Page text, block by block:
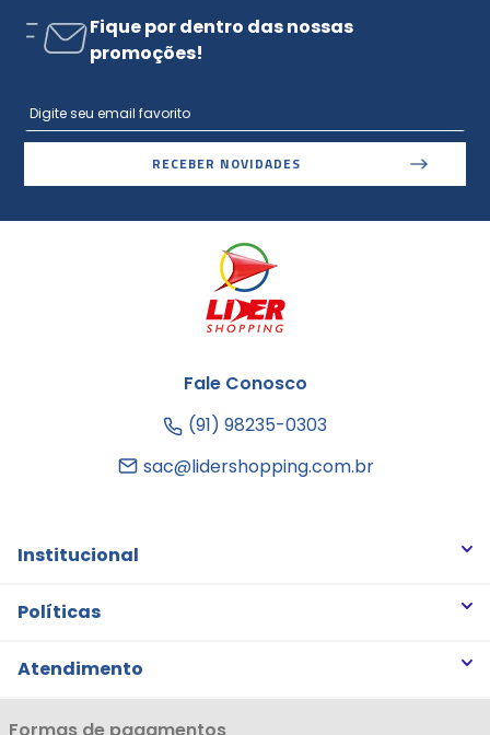
Fique por dentro das nossas
promoções!
RECEBER NOVIDADES
Fale Conosco
(91) 98235-0303
sac@lidershopping.com.br
Institucional
Quem somos
Notícias
Políticas
Trocas e Devoluções
Política de Privacidade
Atendimento
Minha Conta